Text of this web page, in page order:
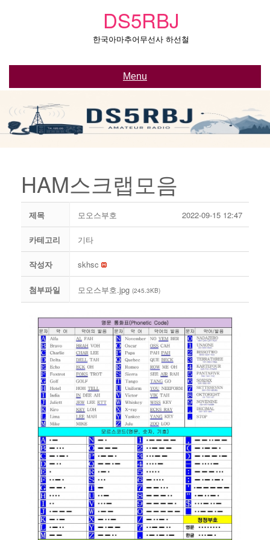
DS5RBJ
한국아마추어무선사 하선철
Menu
HAM스크랩모음
제목 모오스부호 2022-09-15 12:47
카테고리 기타
작성자 skhsc
첨부파일 모오스부호.jpg (245.3KB)